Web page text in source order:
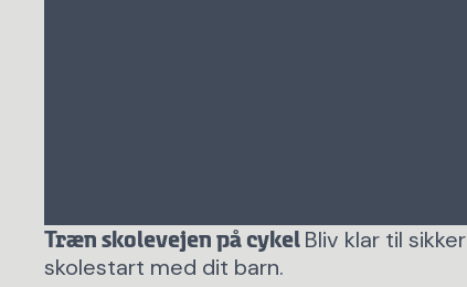
Træn skolevejen på cykel Bliv klar til sikker
skolestart med dit barn.